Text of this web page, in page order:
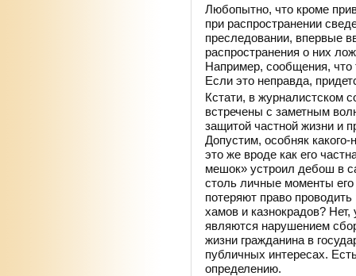
Любопытно, что кроме
при распространении
преследовании, впервые
распространения о них
Например, сообщения, что
Если это неправда,
Кстати, в журналистском
встречены с заметным
защитой частной жизни и
Допустим, особняк
это же вроде как его
мешок» устроил дебош в
столь личные моменты
потеряют право
хамов и казнокрадов? Нет,
являются нарушением
жизни гражданина в
публичных интересах.
определению.